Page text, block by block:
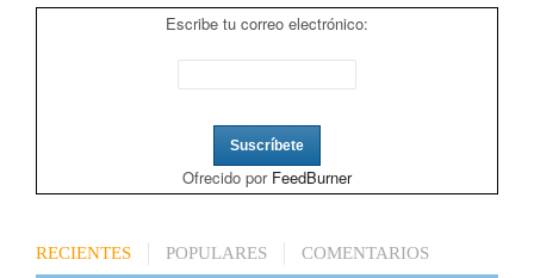
Escribe tu correo electrónico:
Ofrecido por FeedBurner
RECIENTES POPULARES COMENTARIOS